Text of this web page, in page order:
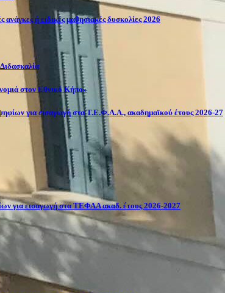
ή ειδικές μαθησιακές δυσκολίες 2026
στον Εθνικό Κήπο»
για εισαγωγή στα Τ.Ε.Φ.Α.Α., ακαδημαϊκού έτους 2026-27
για εισαγωγή στα ΤΕΦΑΑ ακαδ. έτους 2026-2027